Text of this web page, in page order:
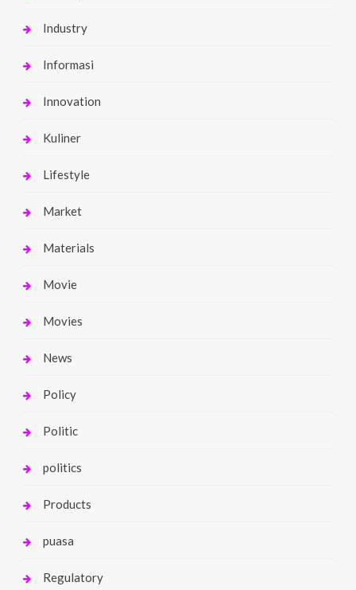
Industry
Informasi
Innovation
Kuliner
Lifestyle
Market
Materials
Movie
Movies
News
Policy
Politic
politics
Products
puasa
Regulatory